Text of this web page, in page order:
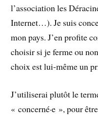
l’association les
Internet…). Je suis
mon pays. J’en profite
choisir si je ferme ou
choix est lui-même un
J’utiliserai plutôt le
« concerné·e », pour